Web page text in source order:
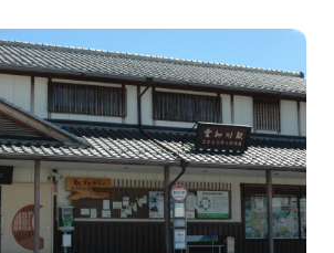
簡体中文 繁体中文 한국어